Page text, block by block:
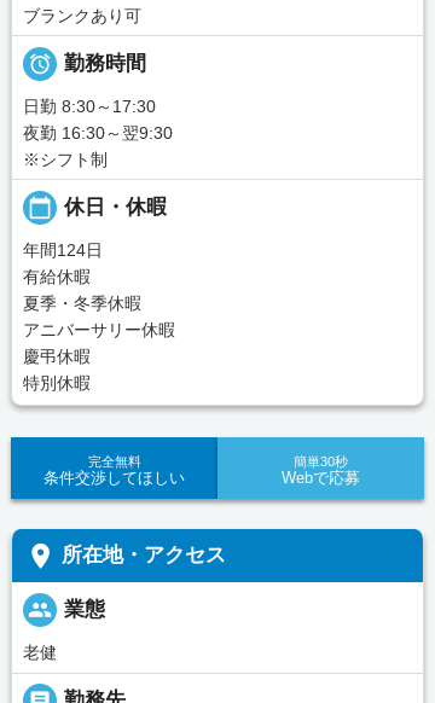
ブランクあり可
 勤務時間
日勤 8:30～17:30
夜勤 16:30～翌9:30
※シフト制
calendar_today 休日・休暇
年間124日
有給休暇
夏季・冬季休暇
アニバーサリー休暇
慶弔休暇
特別休暇
完全無料
条件交渉してほしい
簡単30秒
Webで応募
place 所在地・アクセス
people 業態
老健